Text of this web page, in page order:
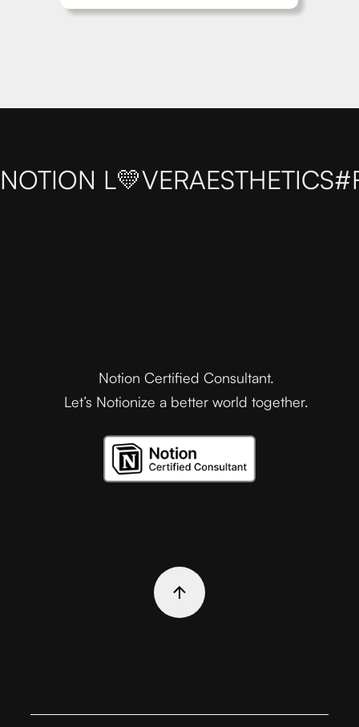
NOTION L💛VERAESTHETICS
Notion Certified Consultant.
Let’s Notionize a better world together.